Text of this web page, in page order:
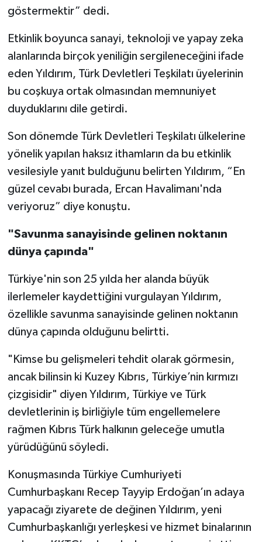
göstermektir” dedi.
Etkinlik boyunca sanayi, teknoloji ve yapay zeka
alanlarında birçok yeniliğin sergileneceğini ifade
eden Yıldırım, Türk Devletleri Teşkilatı üyelerinin
bu coşkuya ortak olmasından memnuniyet
duyduklarını dile getirdi.
Son dönemde Türk Devletleri Teşkilatı ülkelerine
yönelik yapılan haksız ithamların da bu etkinlik
vesilesiyle yanıt bulduğunu belirten Yıldırım, “En
güzel cevabı burada, Ercan Havalimanı'nda
veriyoruz” diye konuştu.
"Savunma sanayisinde gelinen noktanın
dünya çapında"
Türkiye'nin son 25 yılda her alanda büyük
ilerlemeler kaydettiğini vurgulayan Yıldırım,
özellikle savunma sanayisinde gelinen noktanın
dünya çapında olduğunu belirtti.
"Kimse bu gelişmeleri tehdit olarak görmesin,
ancak bilinsin ki Kuzey Kıbrıs, Türkiye’nin kırmızı
çizgisidir" diyen Yıldırım, Türkiye ve Türk
devletlerinin iş birliğiyle tüm engellemelere
rağmen Kıbrıs Türk halkının geleceğe umutla
yürüdüğünü söyledi.
Konuşmasında Türkiye Cumhuriyeti
Cumhurbaşkanı Recep Tayyip Erdoğan’ın adaya
yapacağı ziyarete de değinen Yıldırım, yeni
Cumhurbaşkanlığı yerleşkesi ve hizmet binalarının